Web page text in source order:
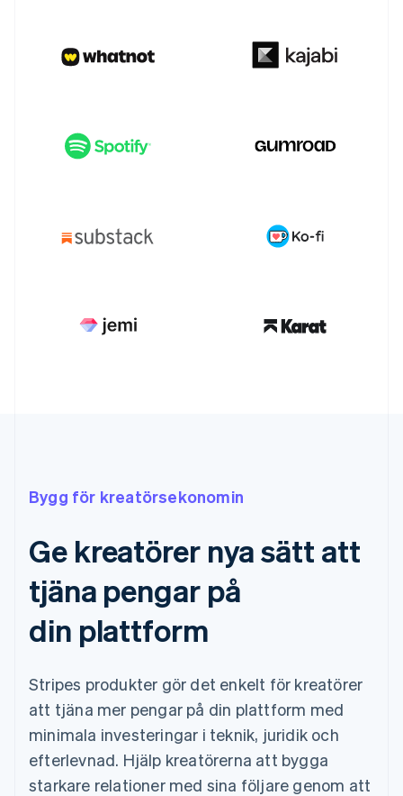
Bygg för kreatörsekonomin
Ge kreatörer nya sätt att
tjäna pengar på
din plattform
Stripes produkter gör det enkelt för kreatörer
att tjäna mer pengar på din plattform med
minimala investeringar i teknik, juridik och
efterlevnad. Hjälp kreatörerna att bygga
starkare relationer med sina följare genom att